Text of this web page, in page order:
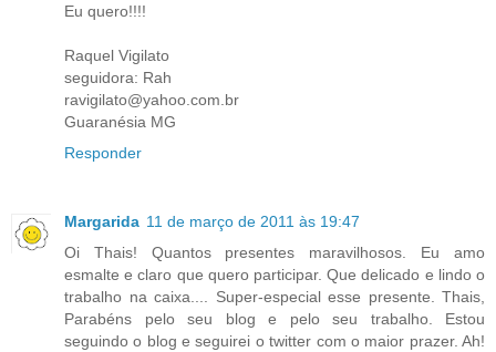
Eu quero!!!!
Raquel Vigilato
seguidora: Rah
ravigilato@yahoo.com.br
Guaranésia MG
Responder
Margarida 11 de março de 2011 às 19:47
Oi Thais! Quantos presentes maravilhosos. Eu amo
esmalte e claro que quero participar. Que delicado e lindo o
trabalho na caixa.... Super-especial esse presente. Thais,
Parabéns pelo seu blog e pelo seu trabalho. Estou
seguindo o blog e seguirei o twitter com o maior prazer. Ah!